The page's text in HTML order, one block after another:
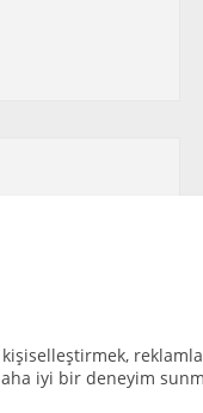
iyi bir deneyim